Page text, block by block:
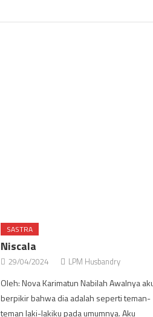
SASTRA
Niscala
29/04/2024 LPM Husbandry
Oleh: Nova Karimatun Nabilah Awalnya
berpikir bahwa dia adalah seperti teman-
teman laki-lakiku pada umumnya. Aku